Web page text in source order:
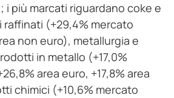
i più marcati riguardano coke e
(+29,4% mercato
non euro), metallurgia e
in metallo (+17,0%
area euro, +17,8% area
chimici (+10,6% mercato